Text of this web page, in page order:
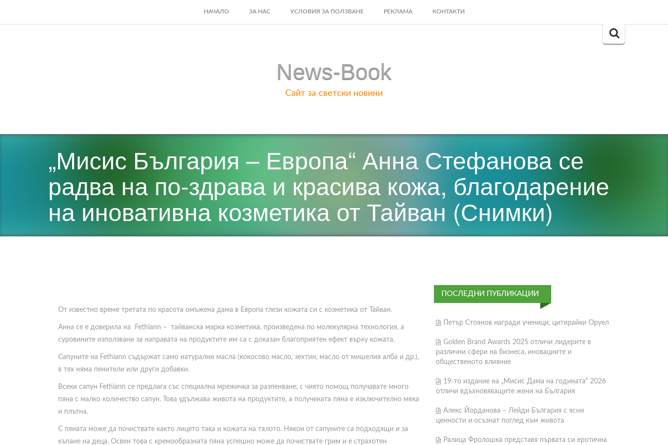
SKIP
НАЧАЛО ЗА НАС УСЛОВИЯ ЗА ПОЛЗВАНЕ РЕКЛАМА КОНТАКТИ
Search
News-Book
Сайт за светски новини
„Мисис България – Европа“ Анна Стефанова се
радва на по-здрава и красива кожа, благодарение
на иновативна козметика от Тайван (Снимки)
От известно време третата по красота омъжена дама в Европа глези кожата си с козметика от Тайван.
Анна се е доверила на Fethiann – тайванска марка козметика, произведена по молекулярна технология, а
суровините използвани за направата на продуктите им са с доказан благоприятен ефект върху кожата.
Сапуните на Fethiann съдържат само натурални масла (кокосово масло, зехтин, масло от мишелия алба и др.),
в тях няма пенители или други добавки.
Всеки сапун Fethiann се предлага със специална мрежичка за разпенване, с чиято помощ получавате много
пяна с малко количество сапун. Това удължава живота на продуктите, а получената пяна е изключително мека
и плътна.
С пяната може да почиствате както лицето така и кожата на тялото. Някои от сапуните са подходящи и за
къпане на деца. Освен това с кремообразната пяна успешно може да почиствате грим и е страхотен
ПОСЛЕДНИ ПУБЛИКАЦИИ
Петър Стоянов награди ученици, цитирайки Оруел
Golden Brand Awards 2025 отличи лидерите в
различни сфери на бизнеса, иновациите и
общественото влияние
19-то издание на „Мисис Дама на годината“ 2026
отличи вдъхновяващите жени на България
Алекс Йорданова – Лейди България с ясни
ценности и осъзнат поглед към живота
Ралица Фролошка представя първата си еротична